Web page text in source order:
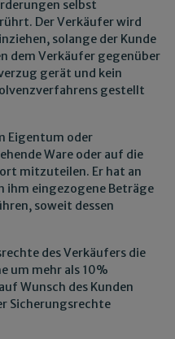
selbst
Der Verkäufer wird
solange der Kunde
dem Verkäufer gegenüber
gerät und kein
gestellt
Eigentum oder
Ware oder auf die
mitzuteilen. Er hat an
ihm eingezogene Beträge
soweit dessen
des Verkäufers die
um mehr als 10%
Wunsch des Kunden
Sicherungsrechte